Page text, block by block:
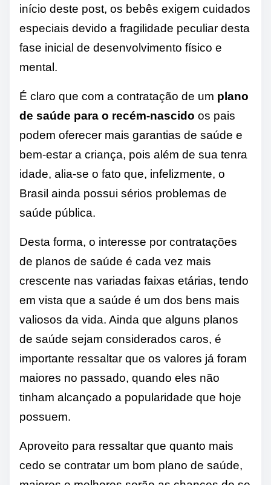
início deste post, os bebês exigem cuidados
especiais devido a fragilidade peculiar desta
fase inicial de desenvolvimento físico e
mental.
É claro que com a contratação de um plano
de saúde para o recém-nascido os pais
podem oferecer mais garantias de saúde e
bem-estar a criança, pois além de sua tenra
idade, alia-se o fato que, infelizmente, o
Brasil ainda possui sérios problemas de
saúde pública.
Desta forma, o interesse por contratações
de planos de saúde é cada vez mais
crescente nas variadas faixas etárias, tendo
em vista que a saúde é um dos bens mais
valiosos da vida. Ainda que alguns planos
de saúde sejam considerados caros, é
importante ressaltar que os valores já foram
maiores no passado, quando eles não
tinham alcançado a popularidade que hoje
possuem.
Aproveito para ressaltar que quanto mais
cedo se contratar um bom plano de saúde,